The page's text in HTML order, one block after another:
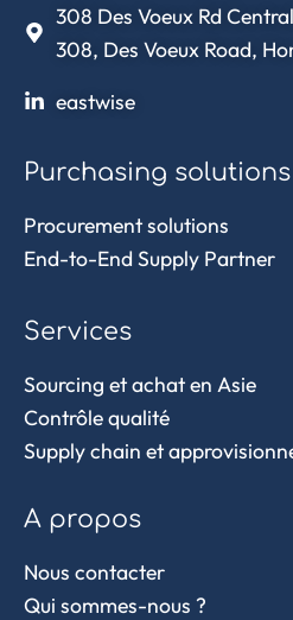
308 Des Voeux Rd
308, Des Voeux Road,
eastwise
Purchasing solutions
Procurement solutions
End-to-End Supply Partner
Services
Sourcing et achat en Asie
Contrôle qualité
Supply chain et
A propos
Nous contacter
Qui sommes-nous ?